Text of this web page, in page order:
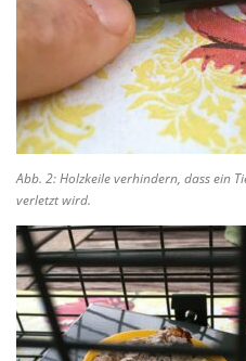
Abb. 2: Holzkeile verhindern, dass ein
verletzt wird.